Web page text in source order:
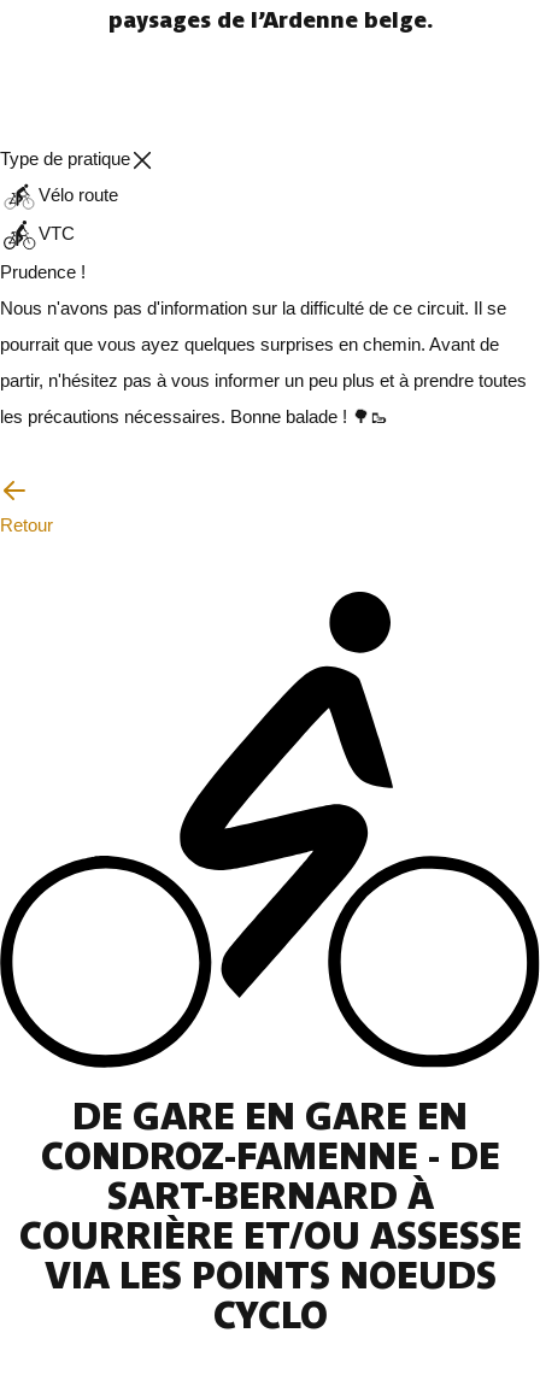
paysages de l’Ardenne belge.
Type de pratique
Vélo route
VTC
Prudence !
Nous n'avons pas d'information sur la difficulté de ce circuit. Il se
pourrait que vous ayez quelques surprises en chemin. Avant de
partir, n'hésitez pas à vous informer un peu plus et à prendre toutes
les précautions nécessaires. Bonne balade ! 🌳🥾
Retour
DE GARE EN GARE EN
CONDROZ-FAMENNE - DE
SART-BERNARD À
COURRIÈRE ET/OU ASSESSE
VIA LES POINTS NOEUDS
CYCLO